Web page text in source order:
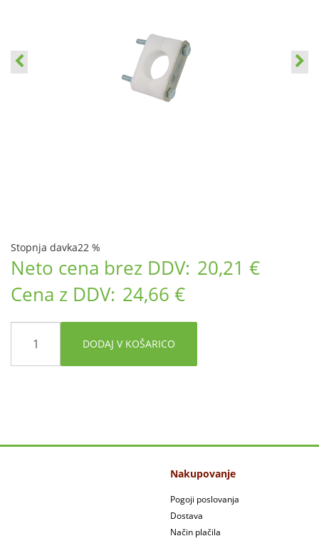
Stopnja davka22 %
Neto cena brez DDV: 20,21 €
Cena z DDV: 24,66 €
DODAJ V KOŠARICO
Nakupovanje
Pogoji poslovanja
Dostava
Način plačila